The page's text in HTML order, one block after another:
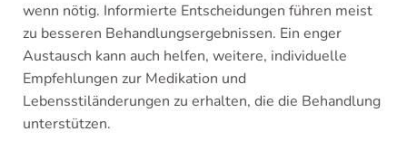
wenn nötig. Informierte Entscheidungen führen meist
zu besseren Behandlungsergebnissen. Ein enger
Austausch kann auch helfen, weitere, individuelle
Empfehlungen zur Medikation und
Lebensstiländerungen zu erhalten, die die Behandlung
unterstützen.